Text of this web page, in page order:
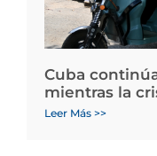
Cuba
mientras la
Leer Más >>